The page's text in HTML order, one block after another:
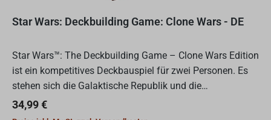
Star Wars: Deckbuilding Game: Clone Wars - DE
Star Wars™: The Deckbuilding Game – Clone Wars Edition
ist ein kompetitives Deckbauspiel für zwei Personen. Es
stehen sich die Galaktische Republik und die
Konföderation der Separatisten gegenüber. Im Laufe der
Partie...
Regulärer Preis:
34,99 €